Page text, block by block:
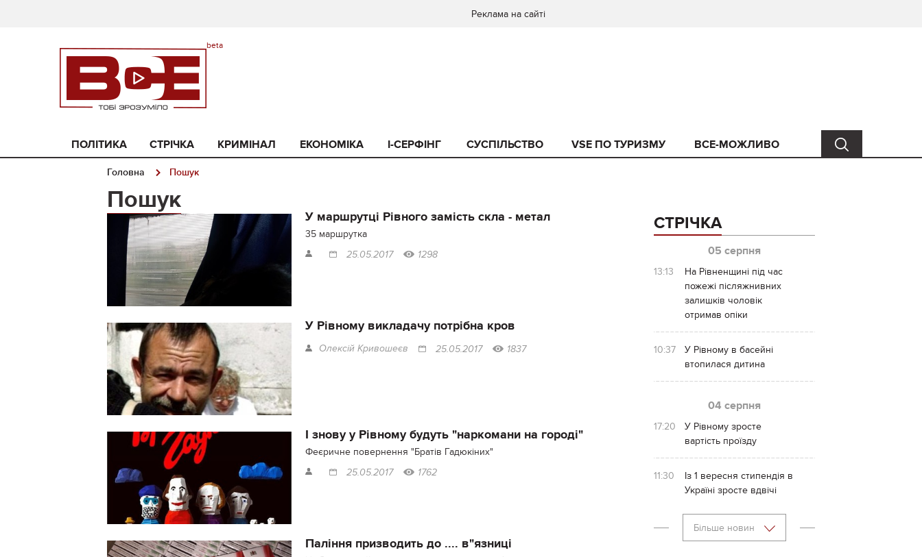
Реклама на сайті
ПОЛІТИКА СТРІЧКА КРИМІНАЛ ЕКОНОМІКА I-СЕРФІНГ СУСПІЛЬСТВО VSE ПО ТУРИЗМУ ВСЕ-МОЖЛИВО
Головна Пошук
Пошук
У маршрутці Рівного замість скла - метал
35 маршрутка
25.05.2017 1298
У Рівному викладачу потрібна кров
Олексій Кривошеєв 25.05.2017 1837
І знову у Рівному будуть "наркомани на городі"
Феєричне повернення "Братів Гадюкіних"
25.05.2017 1762
Паління призводить до .... в"язниці
СТРІЧКА
05 серпня
13:13
На Рівненщині під час
пожежі післяжнивних
залишків чоловік
отримав опіки
10:37
У Рівному в басейні
втопилася дитина
04 серпня
17:20
У Рівному зросте
вартість проїзду
11:30
Із 1 вересня стипендія в
Україні зросте вдвічі
Більше новин